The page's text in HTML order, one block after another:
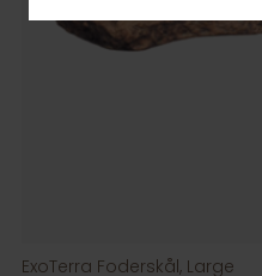
ExoTerra Foderskål, Large